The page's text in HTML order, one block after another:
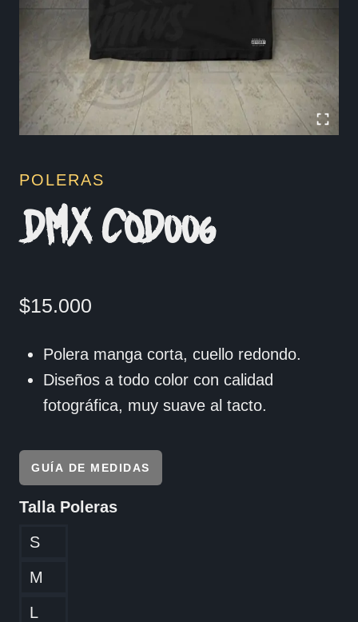
POLERAS
DMX COD006
$15.000
Polera manga corta, cuello redondo.
Diseños a todo color con calidad
fotográfica, muy suave al tacto.
GUÍA DE MEDIDAS
Talla Poleras
S
M
L